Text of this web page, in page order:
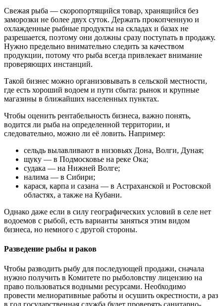
Свежая рыба — скоропортящийся товар, хранящийся без
заморозки не более двух суток. Держать прокопченную и
охлажденные рыбные продукты на складах и базах не
разрешается, поэтому они должны сразу поступать в продажу.
Нужно предельно внимательно следить за качеством
продукции, потому что рыба всегда привлекает внимание
проверяющих инстанций.
Такой бизнес можно организовывать в сельской местности,
где есть хороший водоем и пути сбыта: рынок и крупные
магазины в ближайших населенных пунктах.
Чтобы оценить рентабельность бизнеса, важно понять,
водится ли рыба на определенной территории, и
следовательно, можно ли её ловить. Например:
сельдь вылавливают в низовьях Дона, Волги, Дуная;
щуку — в Подмосковье на реке Ока;
судака — на Нижней Волге;
налима — в Сибири;
карася, карпа и сазана — в Астраханской и Ростовской
областях, а также на Кубани.
Однако даже если в силу географических условий в селе нет
водоемов с рыбой, есть варианты заняться этим видом
бизнеса, но немного с другой стороны.
Разведение рыбы и раков
Чтобы разводить рыбу для последующей продажи, сначала
нужно получить в Комитете по рыболовству лицензию на
право пользоваться водными ресурсами. Необходимо
провести мелиоративные работы и осушить окрестности, а раз
в год государственная служба будет проверять санитарно-